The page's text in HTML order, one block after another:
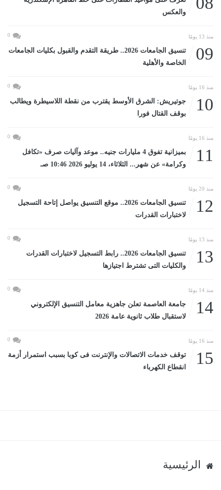
والعكس
منذ 13 يومًا 0
09
تنسيق الجامعات 2026.. طريقة التقدم والقبول بكليات الجامعات
الخاصة والأهلية
منذ 16 يومًا 0
10
جوتيريش: الشرق الأوسط يقترب من نقطة اللاسيطرة ويطالب
بوقف القتال فورا
منذ 16 يومًا 0
11
بميزانية تفوق 4 مليارات جنيه.. موعد وآليات صرف «تكافل
وكرامة» عن شهر... الثلاثاء، 14 يوليو 2026 10:46 صـ
منذ 20 يومًا 0
12
تنسيق الجامعات 2026.. موقع التنسيق يواصل إتاحة التسجيل
لاختبارات القدرات
منذ 13 يومًا 0
13
تنسيق الجامعات 2026.. رابط التسجيل لاختبارات القدرات
والكليات التى تشترط اجتيازها
منذ 14 يومًا 0
14
جامعة العاصمة تعلن جاهزية معامل التنسيق الإلكتروني
لاستقبال طلاب ثانوية عامة 2026
منذ 16 يومًا 0
15
توقف خدمات الاتصالات والإنترنت فى كوبا بسبب استمرار أزمة
انقطاع الكهرباء
الرئيسية